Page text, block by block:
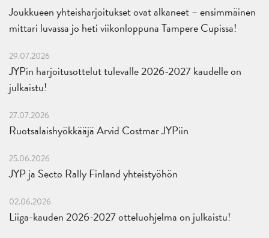
Joukkueen yhteisharjoitukset ovat alkaneet – ensimmäinen
mittari luvassa jo heti viikonloppuna Tampere Cupissa!
29.07.2026
JYPin harjoitusottelut tulevalle 2026-2027 kaudelle on
julkaistu!
27.07.2026
Ruotsalaishyökkääjä Arvid Costmar JYPiin
25.06.2026
JYP ja Secto Rally Finland yhteistyöhön
02.06.2026
Liiga-kauden 2026-2027 otteluohjelma on julkaistu!